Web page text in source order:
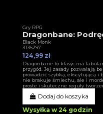
Gry RPG
Dragonbane:
Black Monk
3T35297
124,99 zł
Dragonbane to klasyczna
przygód. Jej zasady pozwalają
prowadzić szybką, ekscytującą i
nie brakuje śmiechu, ale i
proste i skuteczne reguły
Dodaj do koszyka
Wysyłka w 24 godzin